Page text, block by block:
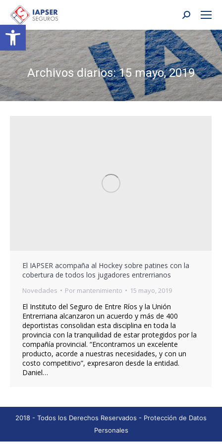
Abrir barra de herramientas
Buscar:
Archivos diarios:15 mayo, 2019
El IAPSER acompaña al Hockey sobre patines con la
cobertura de todos los jugadores entrerrianos
Novedades Por mantenimiento 15 mayo, 2019
El Instituto del Seguro de Entre Ríos y la Unión
Entrerriana alcanzaron un acuerdo y más de 400
deportistas consolidan esta disciplina en toda la
provincia con la tranquilidad de estar protegidos por la
compañía provincial. “Encontramos un excelente
producto, acorde a nuestras necesidades, y con un
costo competitivo”, expresaron desde la entidad.
Daniel…
2018 - Todos los Derechos Reservados - Protección de Datos
Personales